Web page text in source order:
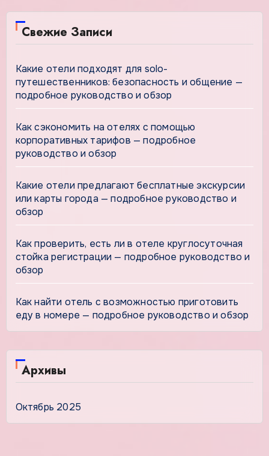
Свежие Записи
Какие отели подходят для solo-
путешественников: безопасность и общение —
подробное руководство и обзор
Как сэкономить на отелях с помощью
корпоративных тарифов — подробное
руководство и обзор
Какие отели предлагают бесплатные экскурсии
или карты города — подробное руководство и
обзор
Как проверить, есть ли в отеле круглосуточная
стойка регистрации — подробное руководство и
обзор
Как найти отель с возможностью приготовить
еду в номере — подробное руководство и обзор
Архивы
Октябрь 2025